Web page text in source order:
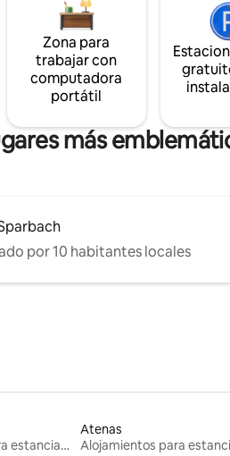
Zona para
trabajar con
computadora
portátil
más
por 10 habitantes locales
Alojamientos para estancias largas
Atenas